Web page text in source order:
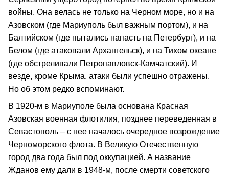
войны. Она велась не только на Черном море, но и на
Азовском (где Мариуполь был важным портом), и на
Балтийском (где пытались напасть на Петербург), и на
Белом (где атаковали Архангельск), и на Тихом океане
(где обстреливали Петропавловск-Камчатский). И
везде, кроме Крыма, атаки были успешно отражены.
Но об этом редко вспоминают.
В 1920-м в Мариуполе была основана Красная
Азовская военная флотилия, позднее переведенная в
Севастополь – с нее началось очередное возрождение
Черноморского флота. В Великую Отечественную
город два года был под оккупацией. А название
Жданов ему дали в 1948-м, после смерти советского